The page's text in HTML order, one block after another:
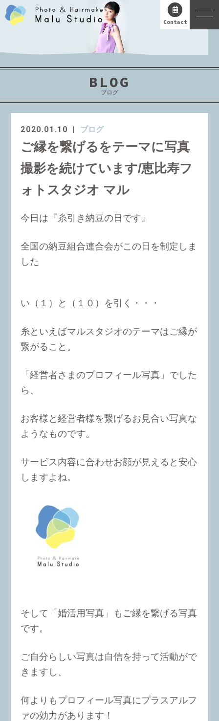
Contact
BLOG
ブログ
2020.01.10 ブログ
ご縁を繋げるをテーマに写真
撮影を続けています/恵比寿フ
ォトスタジオ マル
今日は『糸引き納豆の日です』
全国の納豆組合連合会がこの日を制定しま
した
い（１）と（１０）を引く・・・
糸といえばマルスタジオのテーマはご縁が
繋がること。
「経営者さまのプロフィール写真」でした
ら、
お客様と経営者様を繋げるお見合い写真な
ようなものです。
サービス内容に合わせお顔が見えると安心
しますよね。
そして「婚活用写真」もご縁を繋げる写真
です。
ご自分らしい写真は自信を持って活動がで
きますし、
何よりもプロフィール写真にプラスアルフ
ァの効力があります！